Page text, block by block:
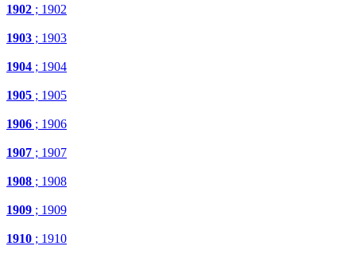
1902 ; 1902
1903 ; 1903
1904 ; 1904
1905 ; 1905
1906 ; 1906
1907 ; 1907
1908 ; 1908
1909 ; 1909
1910 ; 1910